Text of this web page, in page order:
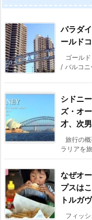
パラダ
ールド
ゴール
/ バルコ
シドニ
ズ・オ
才、次
旅行の
ラリアを
なぜオ
プスは
トルガ
フィッ